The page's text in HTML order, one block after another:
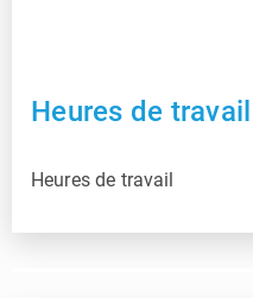
Heures de travail
Heures de travail